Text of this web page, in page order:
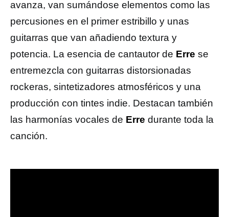
avanza, van sumándose elementos como las
percusiones en el primer estribillo y unas
guitarras que van añadiendo textura y
potencia. La esencia de cantautor de Erre se
entremezcla con guitarras distorsionadas
rockeras, sintetizadores atmosféricos y una
producción con tintes indie. Destacan también
las harmonías vocales de Erre durante toda la
canción.